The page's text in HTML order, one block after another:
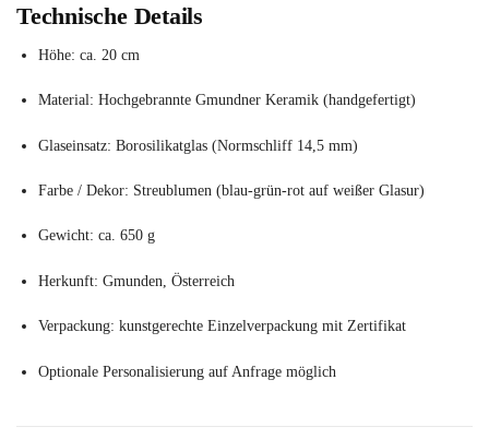
Technische Details
Höhe: ca. 20 cm
Material: Hochgebrannte Gmundner Keramik (handgefertigt)
Glaseinsatz: Borosilikatglas (Normschliff 14,5 mm)
Farbe / Dekor: Streublumen (blau-grün-rot auf weißer Glasur)
Gewicht: ca. 650 g
Herkunft: Gmunden, Österreich
Verpackung: kunstgerechte Einzelverpackung mit Zertifikat
Optionale Personalisierung auf Anfrage möglich